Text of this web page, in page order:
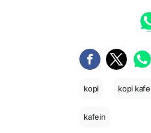
kopi kopi
kafein